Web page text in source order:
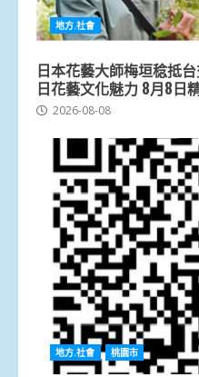
地方.社會
日本花藝大師梅垣稔抵
日花藝文化魅力 8月8日
2026-08-08
地方.社會 桃園市